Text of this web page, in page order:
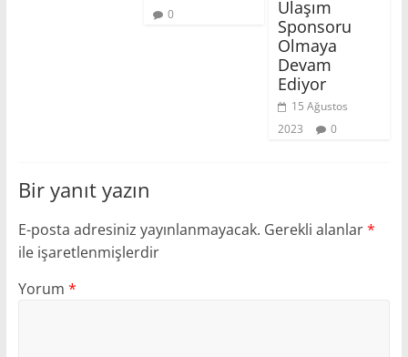
0
Ulaşım
Sponsoru
Olmaya
Devam
Ediyor
15 Ağustos
2023
0
Bir yanıt yazın
E-posta adresiniz yayınlanmayacak. Gerekli alanlar*
ile işaretlenmişlerdir
Yorum *